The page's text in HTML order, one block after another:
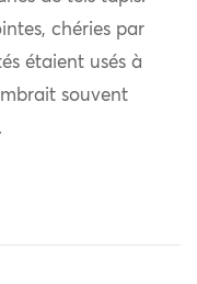
chéries par
étaient usés à
souvent